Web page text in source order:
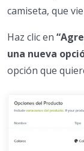
camiseta, que
Haz clic en
una nueva
opción que